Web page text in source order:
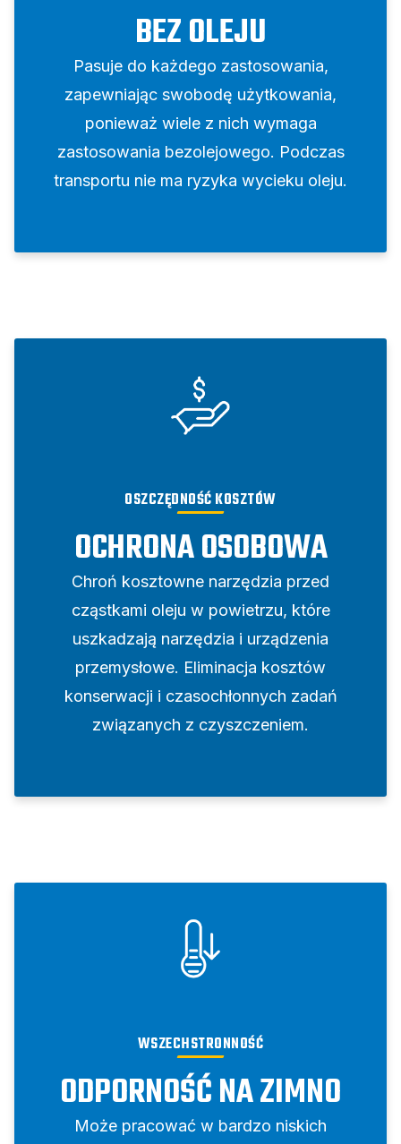
BEZ OLEJU
Pasuje do każdego zastosowania,
zapewniając swobodę użytkowania,
ponieważ wiele z nich wymaga
zastosowania bezolejowego. Podczas
transportu nie ma ryzyka wycieku oleju.
OSZCZĘDNOŚĆ KOSZTÓW
OCHRONA OSOBOWA
Chroń kosztowne narzędzia przed
cząstkami oleju w powietrzu, które
uszkadzają narzędzia i urządzenia
przemysłowe. Eliminacja kosztów
konserwacji i czasochłonnych zadań
związanych z czyszczeniem.
WSZECHSTRONNOŚĆ
ODPORNOŚĆ NA ZIMNO
Może pracować w bardzo niskich